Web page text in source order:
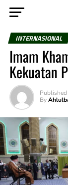
INTERNASIONAL
Imam
Kekuatan
Published
By